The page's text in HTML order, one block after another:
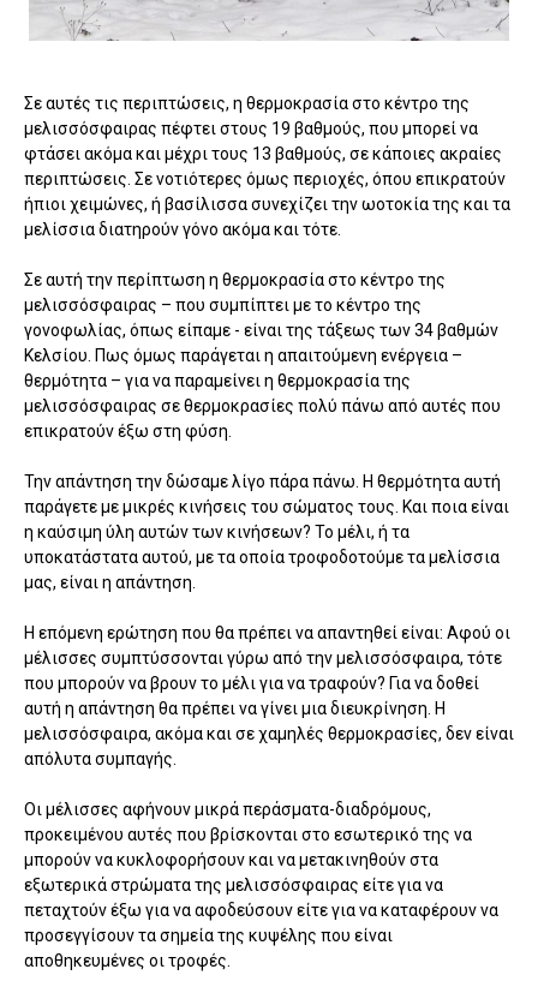
Σε αυτές τις περιπτώσεις, η θερμοκρασία στο κέντρο της
μελισσόσφαιρας πέφτει στους 19 βαθμούς, που μπορεί να
φτάσει ακόμα και μέχρι τους 13 βαθμούς, σε κάποιες ακραίες
περιπτώσεις. Σε νοτιότερες όμως περιοχές, όπου επικρατούν
ήπιοι χειμώνες, ή βασίλισσα συνεχίζει την ωοτοκία της και τα
μελίσσια διατηρούν γόνο ακόμα και τότε.
Σε αυτή την περίπτωση η θερμοκρασία στο κέντρο της
μελισσόσφαιρας – που συμπίπτει με το κέντρο της
γονοφωλίας, όπως είπαμε - είναι της τάξεως των 34 βαθμών
Κελσίου. Πως όμως παράγεται η απαιτούμενη ενέργεια –
θερμότητα – για να παραμείνει η θερμοκρασία της
μελισσόσφαιρας σε θερμοκρασίες πολύ πάνω από αυτές που
επικρατούν έξω στη φύση.
Την απάντηση την δώσαμε λίγο πάρα πάνω. Η θερμότητα αυτή
παράγετε με μικρές κινήσεις του σώματος τους. Και ποια είναι
η καύσιμη ύλη αυτών των κινήσεων? Το μέλι, ή τα
υποκατάστατα αυτού, με τα οποία τροφοδοτούμε τα μελίσσια
μας, είναι η απάντηση.
Η επόμενη ερώτηση που θα πρέπει να απαντηθεί είναι: Αφού οι
μέλισσες συμπτύσσονται γύρω από την μελισσόσφαιρα, τότε
που μπορούν να βρουν το μέλι για να τραφούν? Για να δοθεί
αυτή η απάντηση θα πρέπει να γίνει μια διευκρίνηση. Η
μελισσόσφαιρα, ακόμα και σε χαμηλές θερμοκρασίες, δεν είναι
απόλυτα συμπαγής.
Οι μέλισσες αφήνουν μικρά περάσματα-διαδρόμους,
προκειμένου αυτές που βρίσκονται στο εσωτερικό της να
μπορούν να κυκλοφορήσουν και να μετακινηθούν στα
εξωτερικά στρώματα της μελισσόσφαιρας είτε για να
πεταχτούν έξω για να αφοδεύσουν είτε για να καταφέρουν να
προσεγγίσουν τα σημεία της κυψέλης που είναι
αποθηκευμένες οι τροφές.